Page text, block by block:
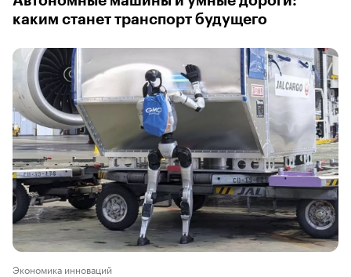
каким станет транспорт будущего
Экономика инноваций